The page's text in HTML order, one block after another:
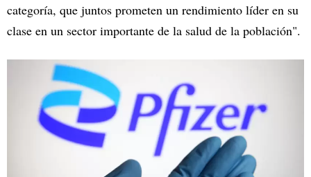
categoría, que juntos prometen un rendimiento líder en su
clase en un sector importante de la salud de la población".